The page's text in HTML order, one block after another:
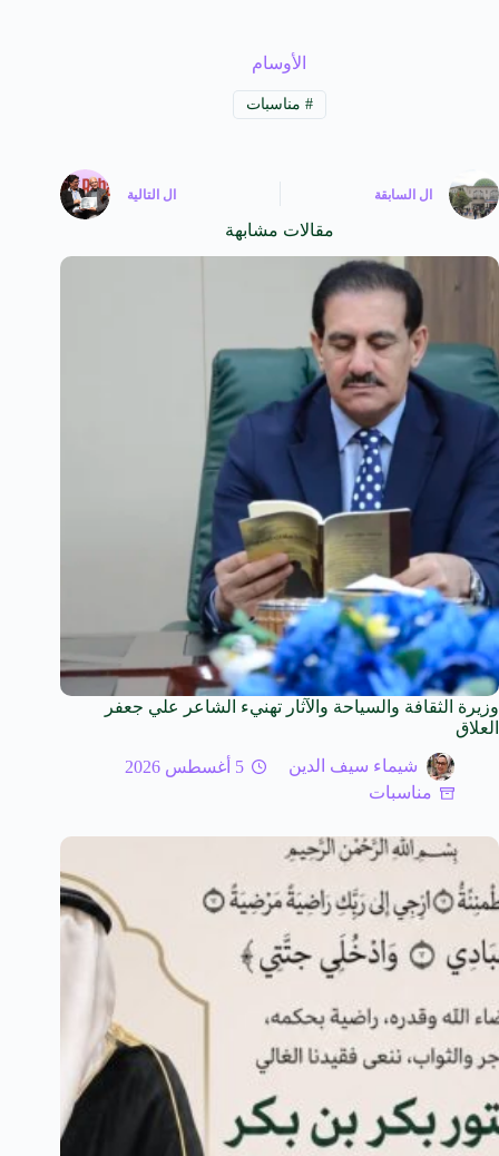
الأوسام
# مناسبات
ال السابقة ال التالية
مقالات مشابهة
وزيرة الثقافة والسياحة والآثار تهنيء الشاعر علي جعفر
العلاق
شيماء سيف الدين
5 أغسطس 2026
مناسبات